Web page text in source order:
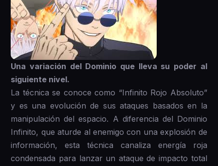
Una variación del Dominio que lleva su poder al
siguiente nivel.
La técnica se conoce como “Infinito Rojo Absoluto”
y es una evolución de sus ataques basados en la
manipulación del espacio. A diferencia del Dominio
Infinito, que aturde al enemigo con una explosión de
información, esta técnica canaliza energía roja
condensada para lanzar un ataque de impacto total